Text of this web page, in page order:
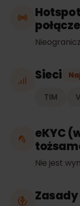
Sieci
TIM
eKYC
Nie jest